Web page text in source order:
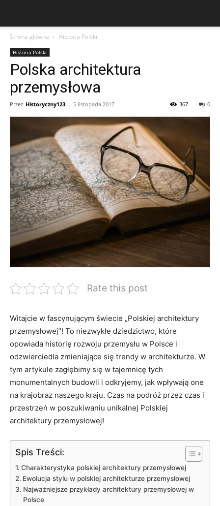
Strona główna Historia Polski
Historia Polski
Polska architektura
przemysłowa
Przez Historyczny123 - 5 listopada 2017 0
367
Rate this post
Witajcie w fascynującym świecie „Polskiej architektury
przemysłowej”! To niezwykłe dziedzictwo, które
opowiada historię rozwoju przemysłu w Polsce i
odzwierciedla zmieniające się trendy w architekturze. W
tym artykule zagłębimy się w tajemnicę tych
monumentalnych budowli i odkryjemy, jak wpływają one
na krajobraz naszego kraju. Czas na podróż przez czas i
przestrzeń w poszukiwaniu unikalnej Polskiej
architektury przemysłowej!
Spis Treści:
Charakterystyka polskiej architektury przemysłowej
Ewolucja stylu w polskiej architekturze przemysłowej
Najważniejsze przykłady architektury przemysłowej w
Polsce